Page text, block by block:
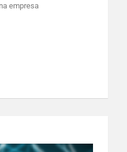
empresa